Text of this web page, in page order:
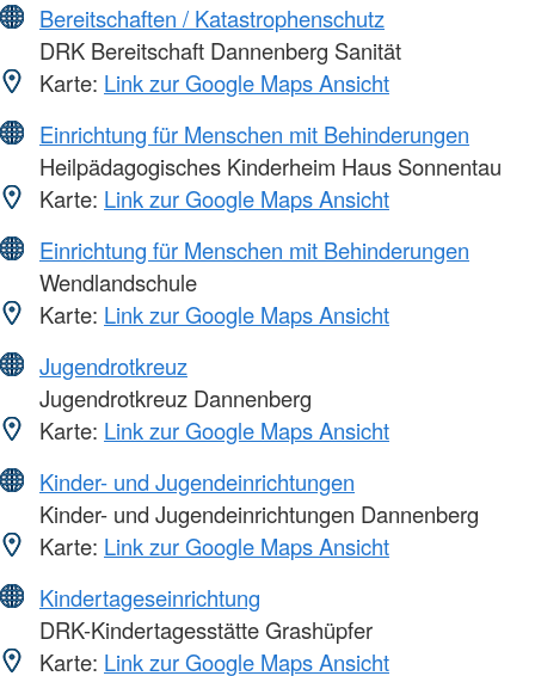
Bereitschaften / Katastrophenschutz
DRK Bereitschaft Dannenberg Sanität
Karte: Link zur Google Maps Ansicht
Einrichtung für Menschen mit Behinderungen
Heilpädagogisches Kinderheim Haus Sonnentau
Karte: Link zur Google Maps Ansicht
Einrichtung für Menschen mit Behinderungen
Wendlandschule
Karte: Link zur Google Maps Ansicht
Jugendrotkreuz
Jugendrotkreuz Dannenberg
Karte: Link zur Google Maps Ansicht
Kinder- und Jugendeinrichtungen
Kinder- und Jugendeinrichtungen Dannenberg
Karte: Link zur Google Maps Ansicht
Kindertageseinrichtung
DRK-Kindertagesstätte Grashüpfer
Karte: Link zur Google Maps Ansicht